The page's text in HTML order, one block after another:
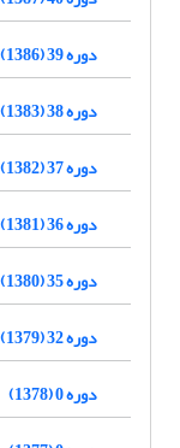
دوره 39 (1386)
دوره 38 (1383)
دوره 37 (1382)
دوره 36 (1381)
دوره 35 (1380)
دوره 32 (1379)
دوره 0 (1378)